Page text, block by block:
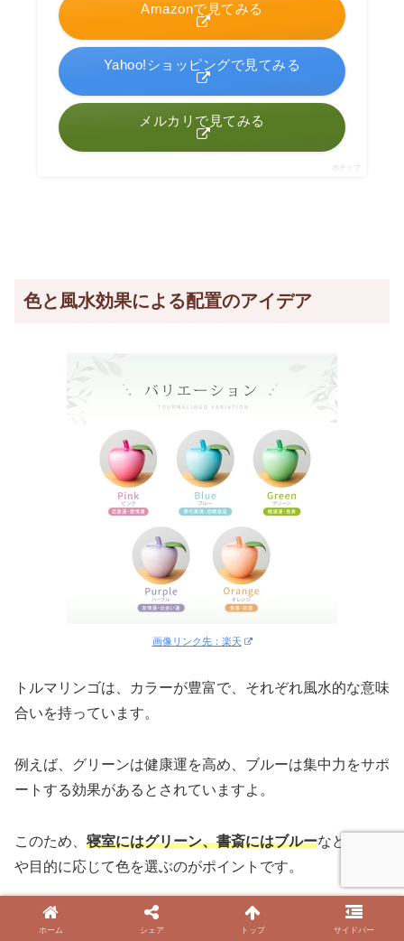
Amazonで見てみる
Yahoo!ショッピングで見てみる
メルカリで見てみる
ポチップ
色と風水効果による配置のアイデア
画像リンク先：楽天
トルマリンゴは、カラーが豊富で、それぞれ風水的な意味
合いを持っています。
例えば、グリーンは健康運を高め、ブルーは集中力をサポ
ートする効果があるとされていますよ。
このため、 寝室にはグリーン、書斎にはブルーなど、空間
や目的に応じて色を選ぶのがポイントです。
こうした風水の知識を取り入れて配置することで、空間全
ホーム シェア トップ サイドバー